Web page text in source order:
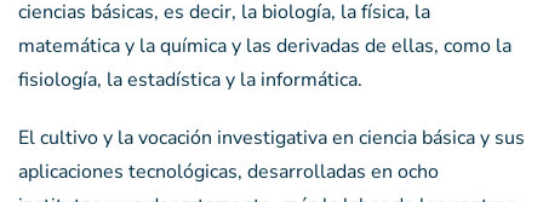
ciencias básicas, es decir, la biología, la física, la
matemática y la química y las derivadas de ellas, como la
fisiología, la estadística y la informática.
El cultivo y la vocación investigativa en ciencia básica y sus
aplicaciones tecnológicas, desarrolladas en ocho